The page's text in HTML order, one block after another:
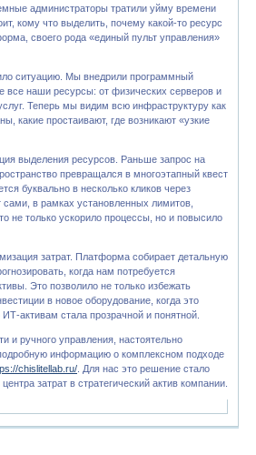
администраторы тратили уйму времени
кому что выделить, почему какой-то ресурс
своего рода «единый пульт управления»
ситуацию. Мы внедрили программный
все наши ресурсы: от физических серверов и
Теперь мы видим всю инфраструктуру как
какие простаивают, где возникают «узкие
выделения ресурсов. Раньше запрос на
превращался в многоэтапный квест
буквально в несколько кликов через
сами, в рамках установленных лимитов,
не только ускорило процессы, но и повысило
затрат. Платформа собирает детальную
когда нам потребуется
Это позволило не только избежать
в новое оборудование, когда это
активам стала прозрачной и понятной.
и ручного управления, настоятельно
информацию о комплексном подходе
chislitellab.ru/ . Для нас это решение стало
затрат в стратегический актив компании.